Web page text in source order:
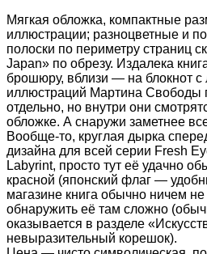
Мягкая обложка, компактные
иллюстрации; разноцветные и
полоски по периметру страниц
Japan» по обрезу. Издалека
брошюру, вблизи — на блокнот с
иллюстраций Мартина Свободы
отдельно, но внутри они
обложке. А снаружи заметнее
Вообще-то, круглая дырка
дизайна для всей серии Fresh
Labyrint, просто тут её удачно
красной (японский флаг —
магазине книга обычно ничем
обнаружить её там сложно
оказывается в разделе
невыразительный корешок).